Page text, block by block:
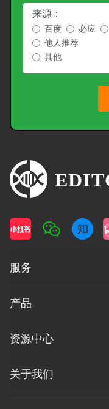
来源：
百度 必应
他人推荐
其他
服务
产品
资源中心
关于我们